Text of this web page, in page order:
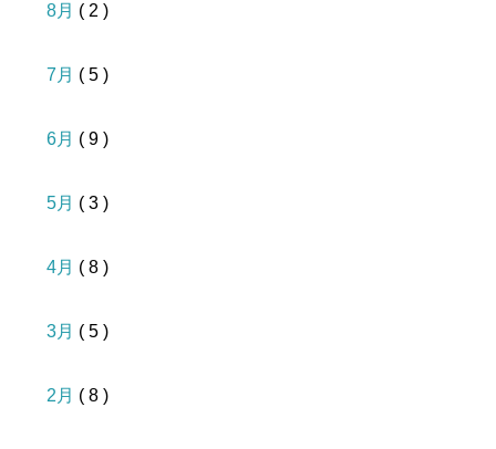
8月 ( 2 )
7月 ( 5 )
6月 ( 9 )
5月 ( 3 )
4月 ( 8 )
3月 ( 5 )
2月 ( 8 )